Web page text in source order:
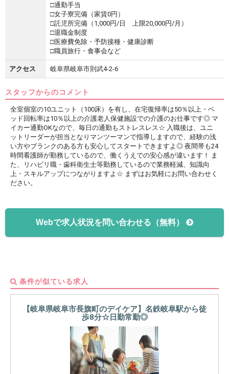
□通勤手当
□女子寮完備（家賃0円）
□託児所完備（1,000円/日 上限20,000円/月）
□退職金制度
□医療費免除・予防接種・健康診断
□職員旅行・食事会など
アクセス 岐阜県岐阜市則武4-2-6
スタッフからのコメント
全室個室の10ユニット（100床）を有し、在宅復帰率は50％以上・ベ
ッド回転率は10％以上の介護老人保健施設での介護のお仕事です◎ マ
イカー通勤OKなので、毎日の通勤もストレスレス☆ 入職後は、ユニ
ットリーダーが担当となりマンツーマンで指導しますので、経験の浅
い方やブランクのある方も安心してスタートできますよ◎ 夜間帯も24
時間看護師が勤務しているので、働くうえでの安心感が違います！ ま
た、リハビリ職・歯科衛生士等勤務しているので業務軽減、知識向
上・スキルアップにつながりますよ☆ まずはお気軽にお問い合わせく
ださい。
Webで求人状況を問い合わせる（無料）
条件が似ている求人
【岐阜県岐阜市長旗町のデイケア】名鉄岐阜駅から徒
歩8分☆日勤常勤◎